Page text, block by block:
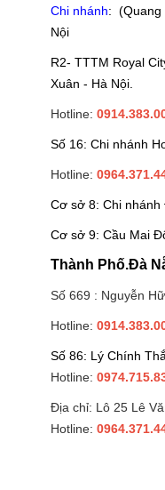
Chi nhánh: (Quang
Nội
R2- TTTM Royal
Xuân - Hà Nội.
Hotline:
Số 16: Chi nhánh
Hotline:
Cơ sở 8: Chi
Cơ sở 9: Cầu Mai
Thành Phố.Đà
Số 669 : Nguyễn
Hotline:
Số 86: Lý Chính
Hotline:
Địa chỉ: Lô 25 Lê
Hotline: